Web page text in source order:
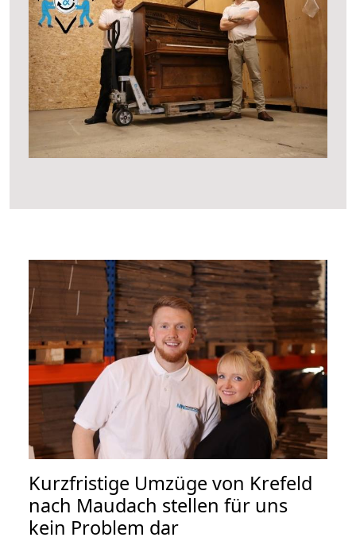
Kurzfristige Umzüge von Krefeld
nach Maudach stellen für uns
kein Problem dar